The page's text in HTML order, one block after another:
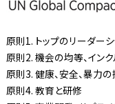
原則1. トップのリーダー
原則2. 機会の均等、イン
原則3. 健康、安全、暴力
原則4. 教育と研修